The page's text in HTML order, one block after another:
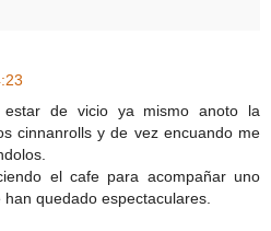
estar de vicio ya mismo anoto la
cinnanrolls y de vez encuando me
el cafe para acompañar uno
quedado espectaculares.